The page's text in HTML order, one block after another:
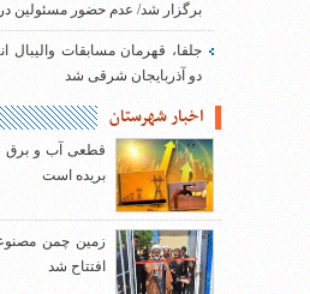
برگزار شد/ عدم حضور مسئولین در
جلفا، قهرمان مسابقات والیبال
دو آذربایجان شرقی شد
اخبار شهرستان
قطعی آب و برق
بریده است
زمین چمن
افتتاح شد